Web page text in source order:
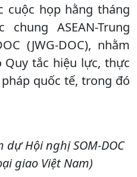
cuộc họp hằng tháng
ASEAN-Trung
(JWG-DOC), nhằm
tắc hiệu lực, thực
quốc tế, trong đó
Hội nghị SOM-DOC
giao Việt Nam)